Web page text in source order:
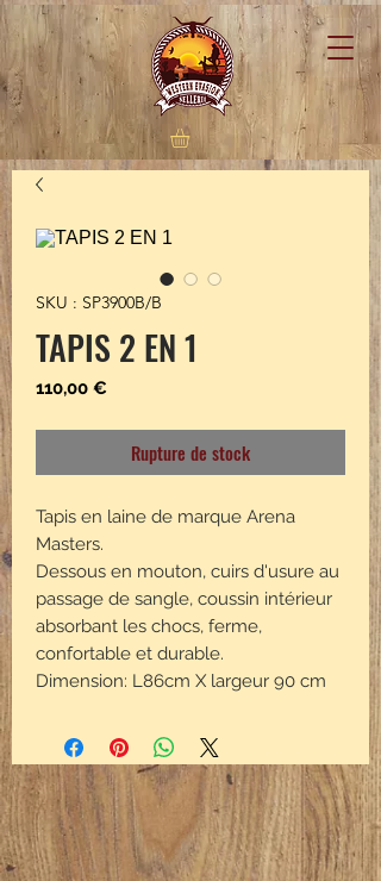
SKU : SP3900B/B
TAPIS 2 EN 1
110,00 €Prix
Rupture de stock
Tapis en laine de marque Arena
Masters.
Dessous en mouton, cuirs d'usure au
passage de sangle, coussin intérieur
absorbant les chocs, ferme,
confortable et durable.
Dimension: L86cm X largeur 90 cm